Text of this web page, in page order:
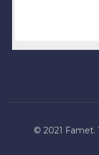
© 2021 Famet.